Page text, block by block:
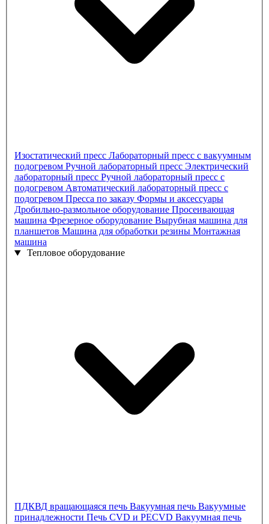
Изостатический пресс Лабораторный пресс с вакуумным
подогревом Ручной лабораторный пресс Электрический
лабораторный пресс Ручной лабораторный пресс с
подогревом Автоматический лабораторный пресс с
подогревом Пресса по заказу Формы и аксессуары
Дробильно-размольное оборудование Просеивающая
машина Фрезерное оборудование Вырубная машина для
планшетов Машина для обработки резины Монтажная
машина
Тепловое оборудование
ПДКВД вращающаяся печь Вакуумная печь Вакуумные
принадлежности Печь CVD и PECVD Вакуумная печь